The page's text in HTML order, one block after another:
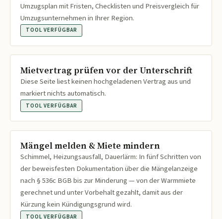
Umzugsplan mit Fristen, Checklisten und Preisvergleich für
Umzugsunternehmen in Ihrer Region.
TOOL VERFÜGBAR
Mietvertrag prüfen vor der Unterschrift
Diese Seite liest keinen hochgeladenen Vertrag aus und
markiert nichts automatisch.
TOOL VERFÜGBAR
Mängel melden & Miete mindern
Schimmel, Heizungsausfall, Dauerlärm: In fünf Schritten von
der beweisfesten Dokumentation über die Mängelanzeige
nach § 536c BGB bis zur Minderung — von der Warmmiete
gerechnet und unter Vorbehalt gezahlt, damit aus der
Kürzung kein Kündigungsgrund wird.
TOOL VERFÜGBAR